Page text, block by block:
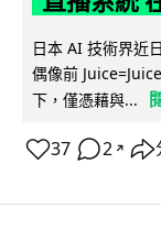
日本 AI 技術界近
偶像前
下，僅憑藉與...
37 2 ↗